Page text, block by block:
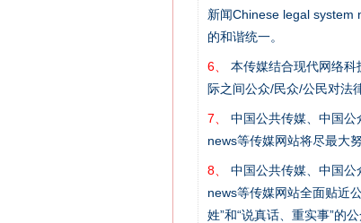
新闻Chinese legal system
的和谐统一。
6、
本传媒结合现代网络
际之间公众/民众/公民对法
7、
中国公共传媒、中国
news等传媒网站将尽最大
8、
中国公共传媒、中国
news等传媒网站全面贴近
姓”和“说真话、重实事”的
这是一记警钟！